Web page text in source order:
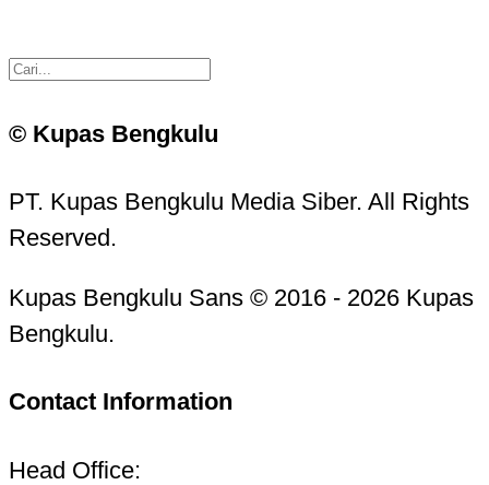
© Kupas Bengkulu
PT. Kupas Bengkulu Media Siber. All Rights
Reserved.
Kupas Bengkulu Sans © 2016 - 2026 Kupas
Bengkulu.
Contact Information
Head Office: